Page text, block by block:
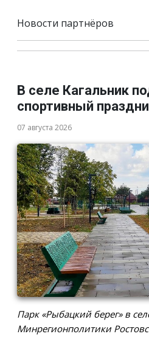
Новости партнёров
В селе Кагальник
спортивный
07 августа 2026
Парк «Рыбацкий берег» в
Минрегионполитики